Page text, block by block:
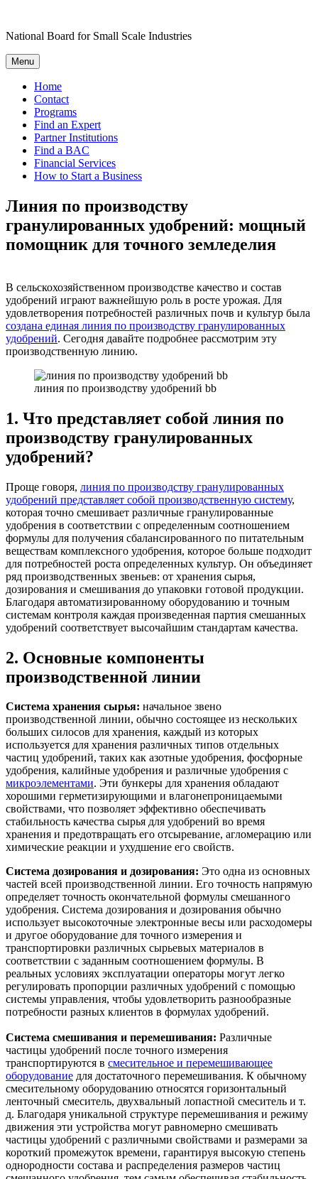
content
National Board for Small Scale Industries
Menu
Home
Contact
Programs
Find an Expert
Partner Institutions
Find a BAC
Financial Services
How to Start a Business
Линия по производству
гранулированных удобрений: мощный
помощник для точного земледелия
В сельскохозяйственном производстве качество и состав
удобрений играют важнейшую роль в росте урожая. Для
удовлетворения потребностей различных почв и культур была
создана единая линия по производству гранулированных
удобрений. Сегодня давайте подробнее рассмотрим эту
производственную линию.
линия по производству удобрений bb
1. Что представляет собой линия по
производству гранулированных
удобрений?
Проще говоря, линия по производству гранулированных
удобрений представляет собой производственную систему,
которая точно смешивает различные гранулированные
удобрения в соответствии с определенным соотношением
формулы для получения сбалансированного по питательным
веществам комплексного удобрения, которое больше подходит
для потребностей роста определенных культур. Он объединяет
ряд производственных звеньев: от хранения сырья,
дозирования и смешивания до упаковки готовой продукции.
Благодаря автоматизированному оборудованию и точным
системам контроля каждая произведенная партия смешанных
удобрений соответствует высочайшим стандартам качества.
2. Основные компоненты
производственной линии
Система хранения сырья: начальное звено
производственной линии, обычно состоящее из нескольких
больших силосов для хранения, каждый из которых
используется для хранения различных типов отдельных
частиц удобрений, таких как азотные удобрения, фосфорные
удобрения, калийные удобрения и различные удобрения с
микроэлементами. Эти бункеры для хранения обладают
хорошими герметизирующими и влагонепроницаемыми
свойствами, что позволяет эффективно обеспечивать
стабильность качества сырья для удобрений во время
хранения и предотвращать его отсыревание, агломерацию или
химические реакции и ухудшение его свойств.
Система дозирования и дозирования: Это одна из основных
частей всей производственной линии. Его точность напрямую
определяет точность окончательной формулы смешанного
удобрения. Система дозирования и дозирования обычно
использует высокоточные электронные весы или расходомеры
и другое оборудование для точного измерения и
транспортировки различных сырьевых материалов в
соответствии с заданным соотношением формулы. В
реальных условиях эксплуатации операторы могут легко
регулировать пропорции различных удобрений с помощью
системы управления, чтобы удовлетворить разнообразные
потребности разных клиентов в формулах удобрений.
Система смешивания и перемешивания: Различные
частицы удобрений после точного измерения
транспортируются в смесительное и перемешивающее
оборудование для достаточного перемешивания. К обычному
смесительному оборудованию относятся горизонтальный
ленточный смеситель, двухвальный лопастной смеситель и т.
д. Благодаря уникальной структуре перемешивания и режиму
движения эти устройства могут равномерно смешивать
частицы удобрений с различными свойствами и размерами за
короткий промежуток времени, гарантируя высокую степень
однородности состава и распределения размеров частиц